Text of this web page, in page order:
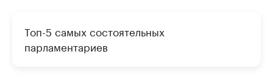
Топ-5 самых состоятельных
парламентариев